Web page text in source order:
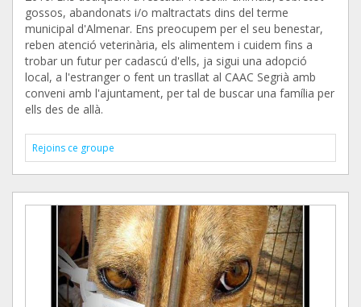
gossos, abandonats i/o maltractats dins del terme
municipal d'Almenar. Ens preocupem per el seu benestar,
reben atenció veterinària, els alimentem i cuidem fins a
trobar un futur per cadascú d'ells, ja sigui una adopció
local, a l'estranger o fent un trasllat al CAAC Segrià amb
conveni amb l'ajuntament, per tal de buscar una família per
ells des de allà.
Rejoins ce groupe